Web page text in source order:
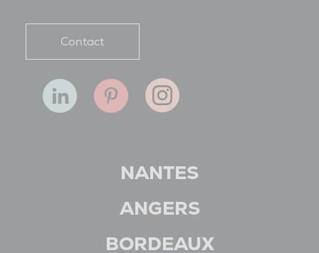
Contact
NANTES
ANGERS
BORDEAUX